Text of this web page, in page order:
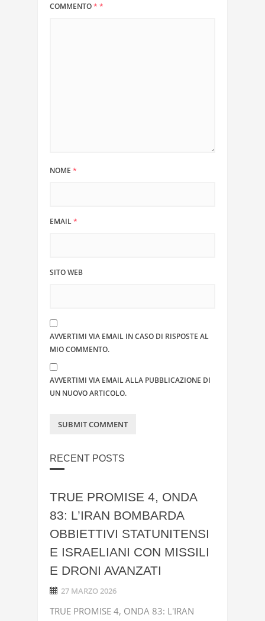
COMMENTO* *
NOME *
EMAIL*
SITO WEB
AVVERTIMI VIA EMAIL IN CASO DI RISPOSTE AL
MIO COMMENTO.
AVVERTIMI VIA EMAIL ALLA PUBBLICAZIONE DI
UN NUOVO ARTICOLO.
RECENT POSTS
TRUE PROMISE 4, ONDA
83: L’IRAN BOMBARDA
OBBIETTIVI STATUNITENSI
E ISRAELIANI CON MISSILI
E DRONI AVANZATI
27 MARZO 2026
TRUE PROMISE 4, ONDA 83: L'IRAN